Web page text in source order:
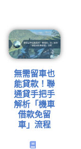
無需留車也
能貸款！聯
通貸手把手
解析「機車
借款免留
車」流程